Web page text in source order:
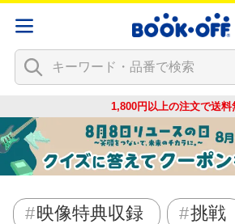
1,800円以上の注文で送料
映像特典収録 挑戦